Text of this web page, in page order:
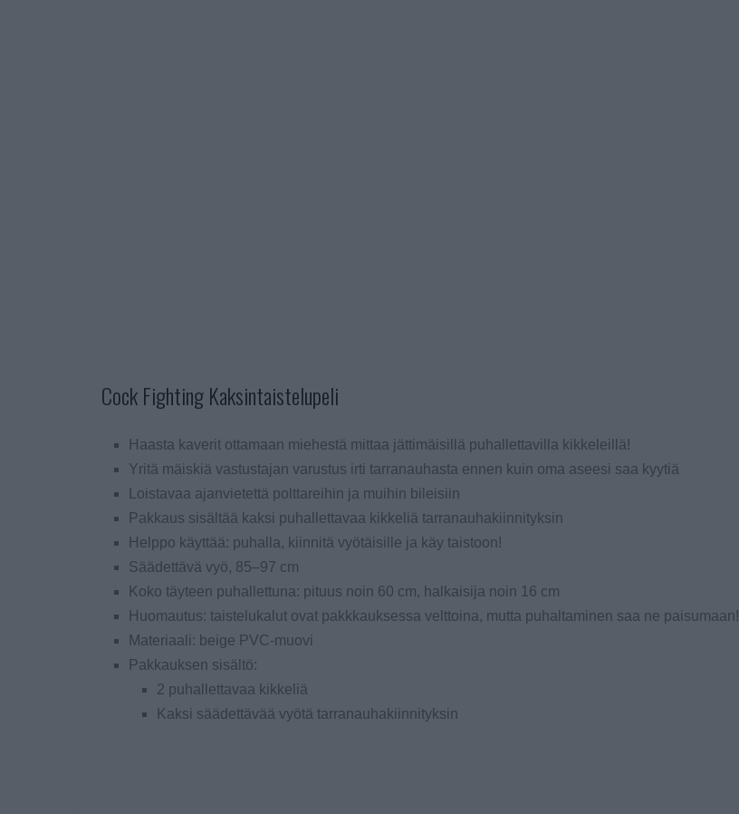
Cock Fighting Kaksintaistelupeli
Haasta kaverit ottamaan miehestä mittaa jättimäisillä puhallettavilla kikkeleillä!
Yritä mäiskiä vastustajan varustus irti tarranauhasta ennen kuin oma aseesi saa kyytiä
Loistavaa ajanvietettä polttareihin ja muihin bileisiin
Pakkaus sisältää kaksi puhallettavaa kikkeliä tarranauhakiinnityksin
Helppo käyttää: puhalla, kiinnitä vyötäisille ja käy taistoon!
Säädettävä vyö, 85–97 cm
Koko täyteen puhallettuna: pituus noin 60 cm, halkaisija noin 16 cm
Huomautus: taistelukalut ovat pakkkauksessa velttoina, mutta puhaltaminen saa ne paisumaan!
Materiaali: beige PVC-muovi
Pakkauksen sisältö:
2 puhallettavaa kikkeliä
Kaksi säädettävää vyötä tarranauhakiinnityksin